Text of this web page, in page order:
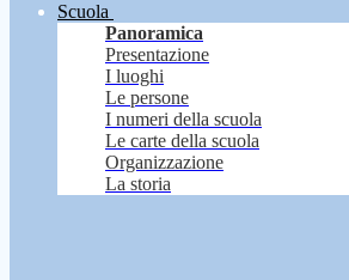
Scuola
Panoramica
Presentazione
I luoghi
Le persone
I numeri della scuola
Le carte della scuola
Organizzazione
La storia